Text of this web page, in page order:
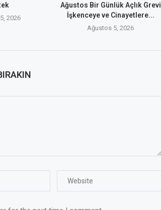
2026
Ağustos Bir Günlük Açlık Grevi
İşkenceye ve Cinayetlere...
Ağustos 5, 2026